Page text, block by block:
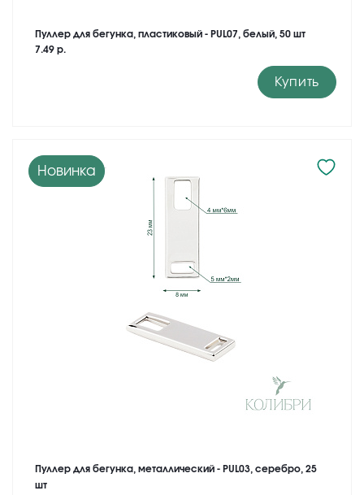
Пуллер для бегунка, пластиковый - PUL07, белый, 50 шт
7.49 р.
Купить
Новинка
Пуллер для бегунка, металлический - PUL03, серебро, 25
шт